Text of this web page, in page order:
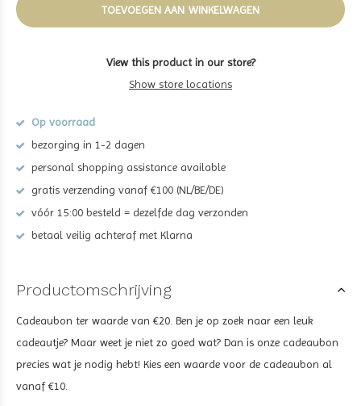
TOEVOEGEN AAN WINKELWAGEN
View this product in our store?
Show store locations
Op voorraad
bezorging in 1-2 dagen
personal shopping assistance available
gratis verzending vanaf €100 (NL/BE/DE)
vóór 15:00 besteld = dezelfde dag verzonden
betaal veilig achteraf met Klarna
Productomschrijving
Cadeaubon ter waarde van €20. Ben je op zoek naar een leuk
cadeautje? Maar weet je niet zo goed wat? Dan is onze cadeaubon
precies wat je nodig hebt! Kies een waarde voor de cadeaubon al
vanaf €10.